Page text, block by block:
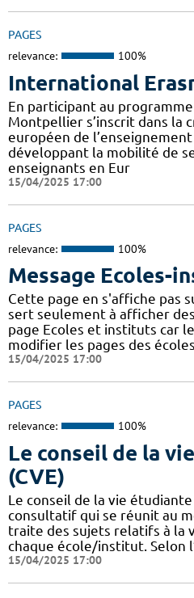
PAGES
relevance: 100%
International
En participant au programme
Montpellier s’inscrit dans la
européen de
développant la mobilité de
enseignants en Eur
15/04/2025 17:00
PAGES
relevance: 100%
Message Ecoles-
Cette page en s'affiche pas
sert seulement à afficher
page Ecoles et instituts car
modifier les pages des
15/04/2025 17:00
PAGES
relevance: 100%
Le conseil de la
(CVE)
Le conseil de la vie
consultatif qui se réunit au
traite des sujets relatifs à la
chaque école/institut. Selon
15/04/2025 17:00